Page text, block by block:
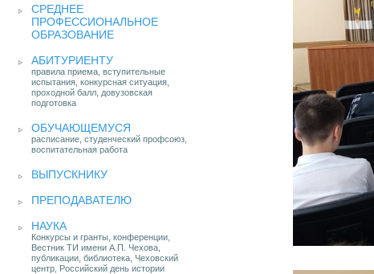
СРЕДНЕЕ
ПРОФЕССИОНАЛЬНОЕ
ОБРАЗОВАНИЕ
АБИТУРИЕНТУ
правила приема, вступительные
испытания, конкурсная ситуация,
проходной балл, довузовская
подготовка
ОБУЧАЮЩЕМУСЯ
расписание, студенческий профсоюз,
воспитательная работа
ВЫПУСКНИКУ
ПРЕПОДАВАТЕЛЮ
НАУКА
Конкурсы и гранты, конференции,
Вестник ТИ имени А.П. Чехова,
публикации, библиотека, Чеховский
центр, Российский день истории